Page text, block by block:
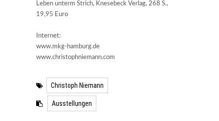
Leben unterm Strich, Knesebeck Verlag, 268 S.,
19,95 Euro
Internet:
www.mkg-hamburg.de
www.christophniemann.com
Christoph Niemann
Ausstellungen